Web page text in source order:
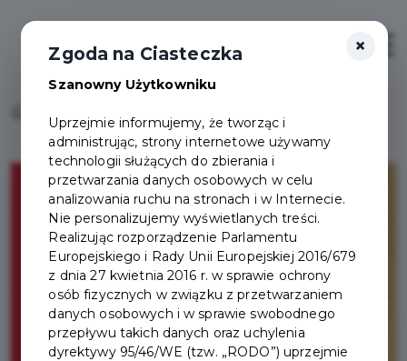
×
Zgoda na Ciasteczka
Szanowny Użytkowniku
Uprzejmie informujemy, że tworząc i
administrując, strony internetowe używamy
technologii służących do zbierania i
przetwarzania danych osobowych w celu
analizowania ruchu na stronach i w Internecie.
Nie personalizujemy wyświetlanych treści.
Realizując rozporządzenie Parlamentu
Europejskiego i Rady Unii Europejskiej 2016/679
z dnia 27 kwietnia 2016 r. w sprawie ochrony
osób fizycznych w związku z przetwarzaniem
danych osobowych i w sprawie swobodnego
przepływu takich danych oraz uchylenia
dyrektywy 95/46/WE (tzw. „RODO”) uprzejmie